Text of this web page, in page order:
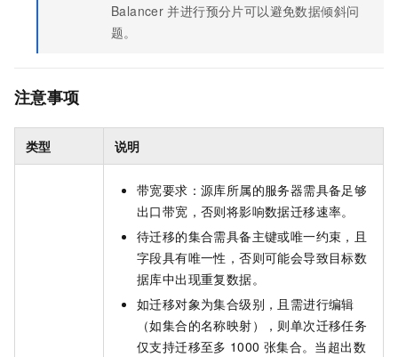
Balancer 并进行预分片可以避免数据倾斜问
题。
注意事项
类型 说明
带宽要求：源库所属的服务器需具备足够
出口带宽，否则将影响数据迁移速率。
待迁移的集合需具备主键或唯一约束，且
字段具有唯一性，否则可能会导致目标数
据库中出现重复数据。
如迁移对象为集合级别，且需进行编辑
（如集合的名称映射），则单次迁移任务
仅支持迁移至多 1000 张集合。当超出数